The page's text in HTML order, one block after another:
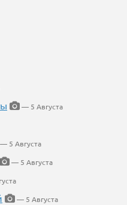
— 5 Августа
— 5 Августа
— 5 Августа
— 5 Августа